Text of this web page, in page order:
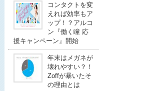
コンタクトを変
えれば効率もア
ップ！？アルコ
ン『働く瞳 応
援キャンペーン』開始
年末はメガネが
壊れやすい？！
Zoffが暴いたそ
の理由とは